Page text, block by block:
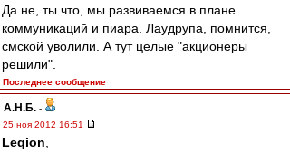
Да не, ты что, мы развиваемся в плане
коммуникаций и пиара. Лаудрупа, помнится,
смской уволили. А тут целые "акционеры
решили".
Последнее сообщение
А.Н.Б. -
25 ноя 2012 16:51
Leqion